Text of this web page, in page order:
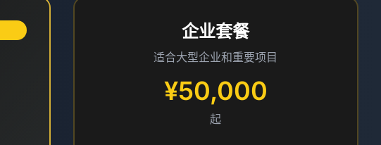
企业套餐
适合大型企业和重要项目
¥50,000
起